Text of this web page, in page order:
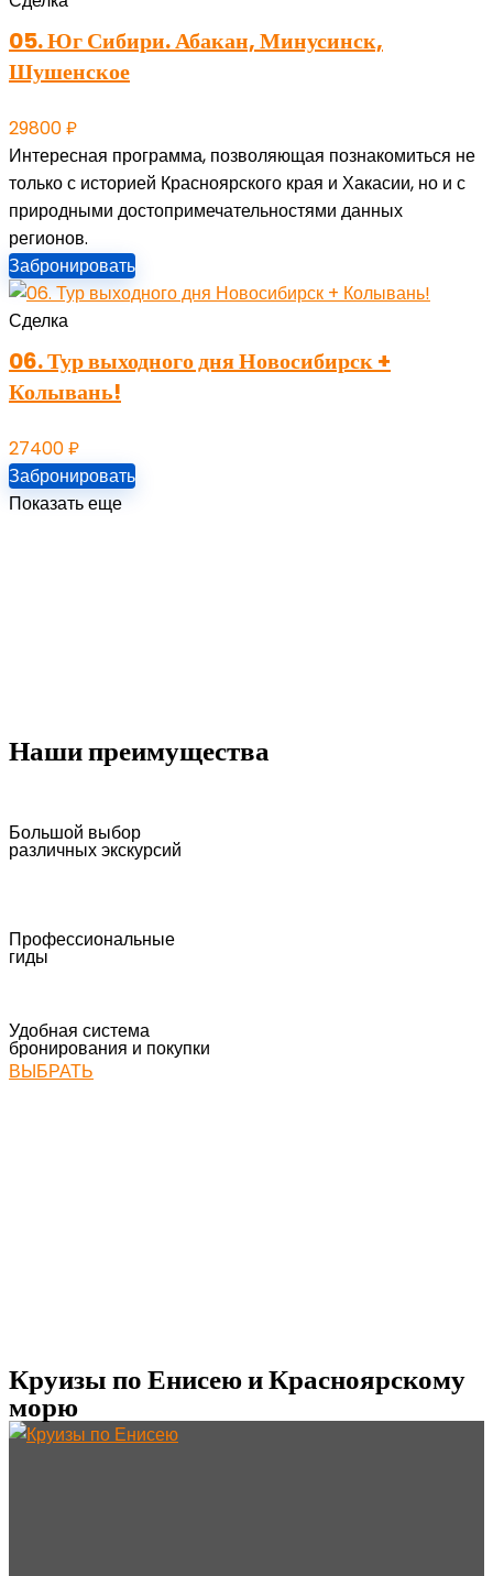
05. Юг Сибири. Абакан, Минусинск,
Шушенское
29800₽
Интересная программа, позволяющая познакомиться не
только с историей Красноярского края и Хакасии, но и с
природными достопримечательностями данных
регионов.
Забронировать
Сделка
06. Тур выходного дня Новосибирск +
Колывань!
27400₽
Забронировать
Показать еще
Наши преимущества
Большой выбор
различных экскурсий
Профессиональные
гиды
Удобная система
бронирования и покупки
ВЫБРАТЬ
Круизы по Енисею и Красноярскому
морю